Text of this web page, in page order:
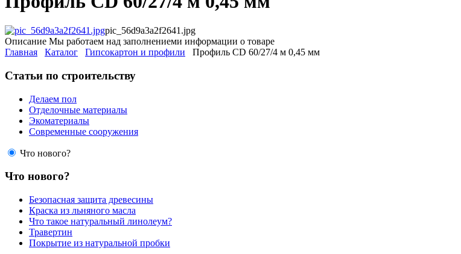
pic_56d9a3a2f2641.jpg
Описание Мы работаем над заполнениеми информации о товаре
Главная
Каталог Гипсокартон и профили Профиль СD 60/27/4 м 0,45 мм
Статьи по строительству
Делаем пол
Отделочные материалы
Экоматериалы
Современные сооружения
Что нового?
Что нового?
Безопасная защита древесины
Краска из льняного масла
Что такое натуральный линолеум?
Травертин
Покрытие из натуральной пробки